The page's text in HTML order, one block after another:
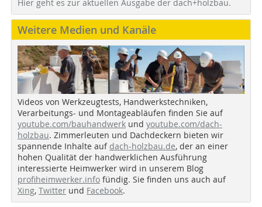
Hier geht es zur aktuellen Ausgabe der dach+holzbau.
Weitere Medien und Kanäle
Videos von Werkzeugtests, Handwerkstechniken,
Verarbeitungs- und Montageabläufen finden Sie auf
youtube.com/bauhandwerk und youtube.com/dach-
holzbau. Zimmerleuten und Dachdeckern bieten wir
spannende Inhalte auf dach-holzbau.de, der an einer
hohen Qualität der handwerklichen Ausführung
interessierte Heimwerker wird in unserem Blog
profiheimwerker.info fündig. Sie finden uns auch auf
Xing, Twitter und Facebook.